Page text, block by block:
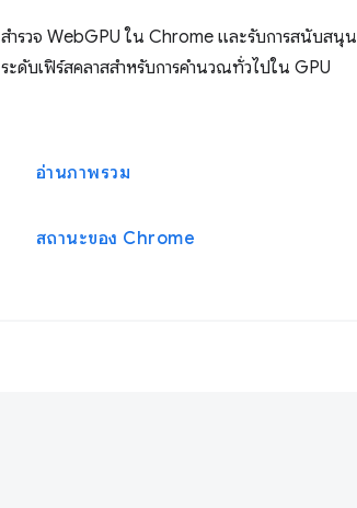
สำรวจ WebGPU ใน Chrome และรับการสนับสนุน
ระดับเฟิร์สคลาสสำหรับการคำนวณทั่วไปใน GPU
อ่านภาพรวม
สถานะของ Chrome